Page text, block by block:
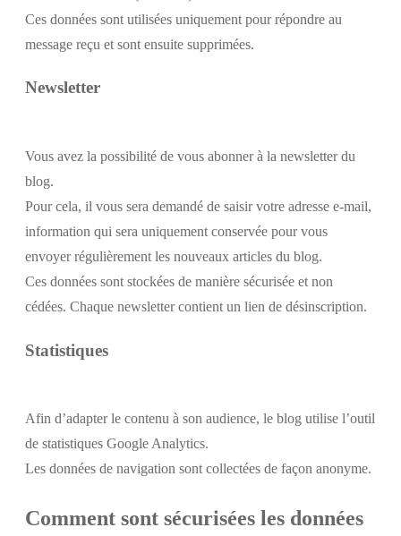
Ces données sont utilisées uniquement pour répondre au
message reçu et sont ensuite supprimées.
Newsletter
Vous avez la possibilité de vous abonner à la newsletter du
blog.
Pour cela, il vous sera demandé de saisir votre adresse e-mail,
information qui sera uniquement conservée pour vous
envoyer régulièrement les nouveaux articles du blog.
Ces données sont stockées de manière sécurisée et non
cédées. Chaque newsletter contient un lien de désinscription.
Statistiques
Afin d’adapter le contenu à son audience, le blog utilise l’outil
de statistiques Google Analytics.
Les données de navigation sont collectées de façon anonyme.
Comment sont sécurisées les données